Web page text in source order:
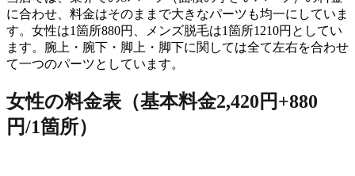
に合わせ、料金はそのままで大きなパーツも均一にしていま
す。女性は1箇所880円、メンズ脱毛は1箇所1210円としてい
ます。腕上・腕下・脚上・脚下に関しては全て左右を合わせ
て一つのパーツとしています。
女性の料金表（基本料金2,420円+880
円/1箇所）